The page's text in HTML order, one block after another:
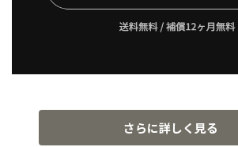
さらに詳しく見る